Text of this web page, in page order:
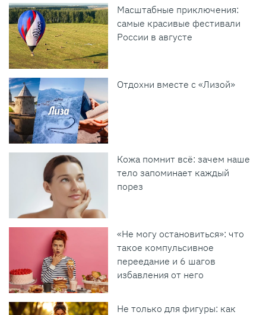
Масштабные приключения:
самые красивые фестивали
России в августе
Отдохни вместе с «Лизой»
Кожа помнит всё: зачем наше
тело запоминает каждый
порез
«Не могу остановиться»: что
такое компульсивное
переедание и 6 шагов
избавления от него
Не только для фигуры: как